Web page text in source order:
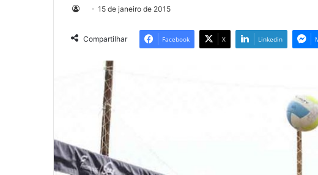
15 de janeiro de 2015
Compartilhar Facebook X Linkedin